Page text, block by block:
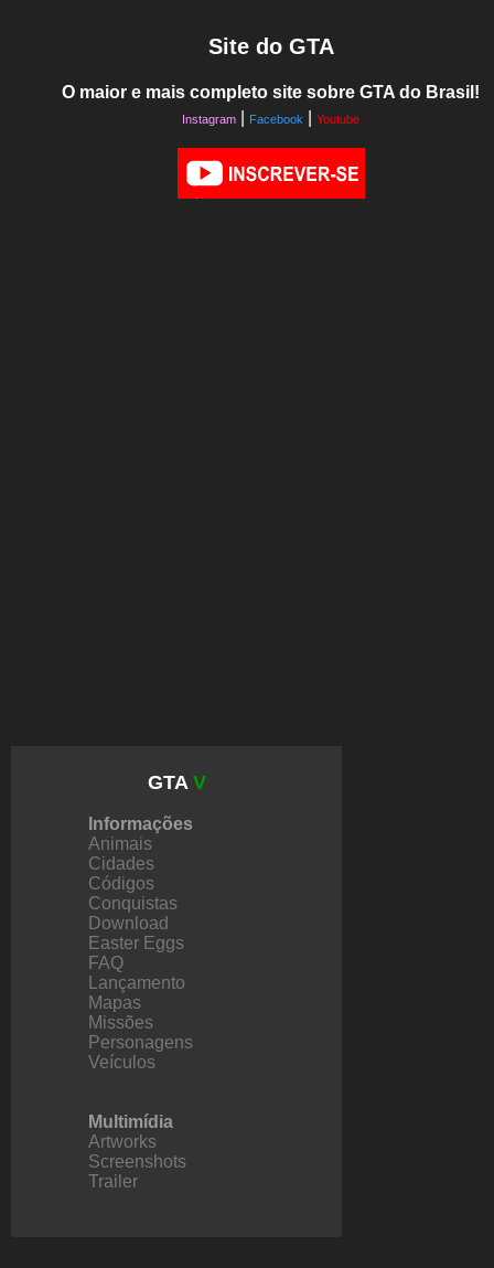
Site do GTA
O maior e mais completo site sobre GTA do Brasil!
Instagram Facebook Youtube
GTA V
Informações
Animais
Cidades
Códigos
Conquistas
Download
Easter Eggs
FAQ
Lançamento
Mapas
Missões
Personagens
Veículos
Multimídia
Artworks
Screenshots
Trailer